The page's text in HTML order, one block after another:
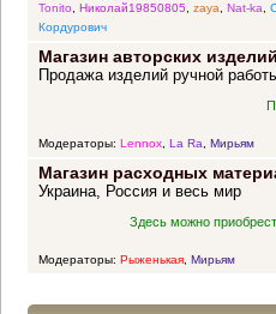
Tonito, Николай19850805, zaya, Nat-ka,
Кордурович
Магазин авторских изделий
Продажа изделий ручной
Модераторы: Lennox, La Ra, Мирьям
Магазин расходных
Украина, Россия и весь мир
Здесь можно
Модераторы: Рыженькая, Мирьям